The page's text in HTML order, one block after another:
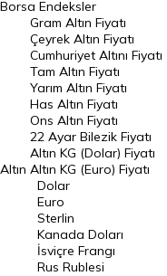
Raporlar
Endeksler
DÖVİZ
Döviz Kuru
Dolar Kuru
Euro Kuru
Pound Kuru
Frank Kuru
Riyal Kuru
Borsa Endeksler
Altın
Gram Altın Fiyatı
Çeyrek Altın Fiyatı
Cumhuriyet Altını Fiyatı
Tam Altın Fiyatı
Yarım Altın Fiyatı
Has Altın Fiyatı
Ons Altın Fiyatı
22 Ayar Bilezik Fiyatı
Altın KG (Dolar) Fiyatı
Altın KG (Euro) Fiyatı
Dolar
Euro
Sterlin
Kanada Doları
İsviçre Frangı
Rus Rublesi